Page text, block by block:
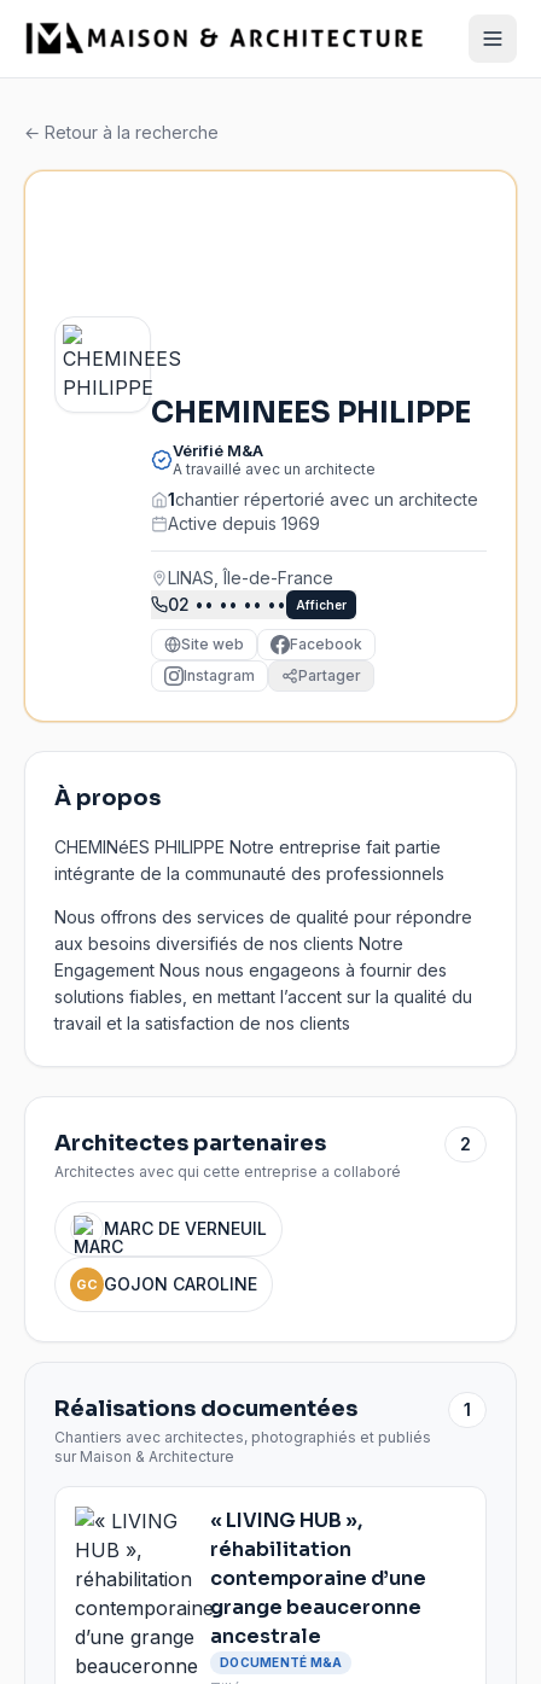
← Retour à la recherche
CHEMINEES PHILIPPE
Vérifié M&A
A travaillé avec un architecte
1chantier répertorié avec un architecte
Active depuis 1969
LINAS, Île-de-France
02 •• •• •• •• Afficher
Site web
Facebook
Instagram
Partager
À propos
CHEMINéES PHILIPPE Notre entreprise fait partie
intégrante de la communauté des professionnels
Nous offrons des services de qualité pour répondre
aux besoins diversifiés de nos clients Notre
Engagement Nous nous engageons à fournir des
solutions fiables, en mettant l’accent sur la qualité du
travail et la satisfaction de nos clients
Architectes partenaires
Architectes avec qui cette entreprise a collaboré
2
MARC DE VERNEUIL
GC GOJON CAROLINE
Réalisations documentées
Chantiers avec architectes, photographiés et publiés
sur Maison & Architecture
1
« LIVING HUB »,
réhabilitation
contemporaine d’une
grange beauceronne
ancestrale
DOCUMENTÉ M&A